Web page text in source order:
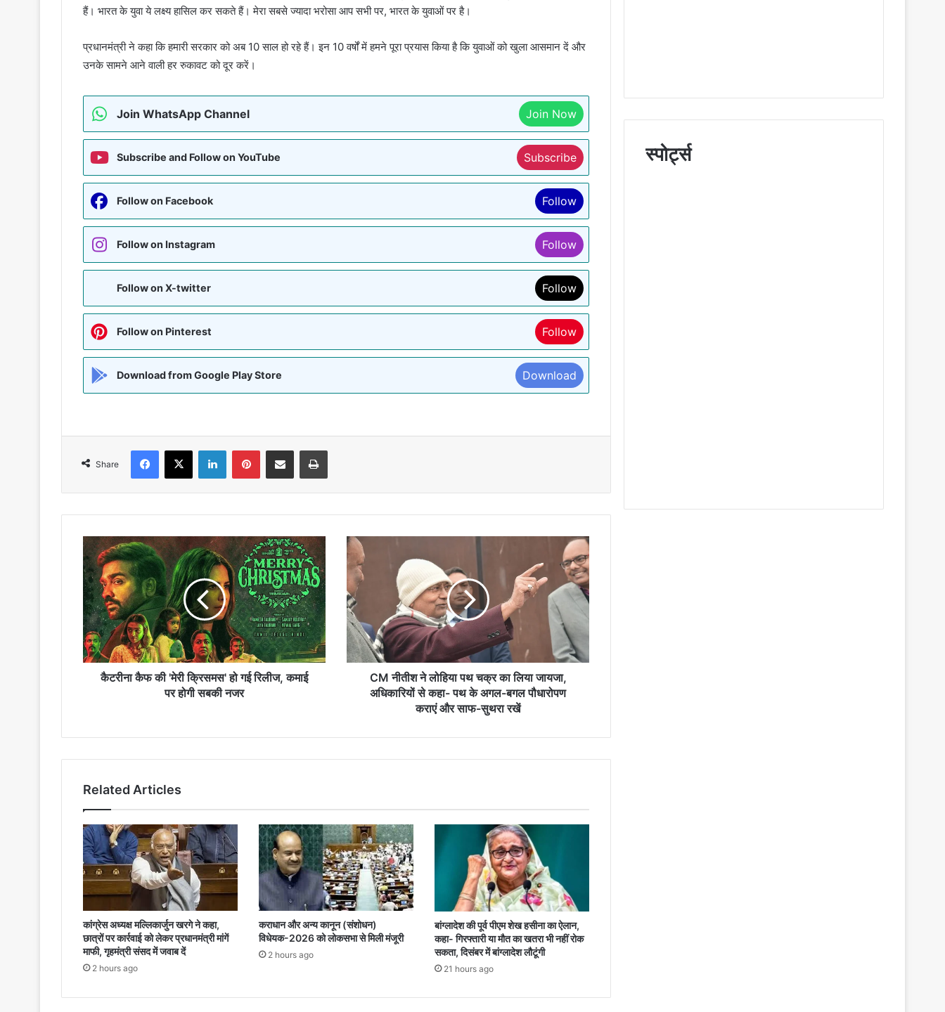
हैं। भारत के युवा ये लक्ष्य हासिल कर सकते हैं। मेरा सबसे ज्यादा भरोसा आप सभी पर, भारत के युवाओं पर है।
प्रधानमंत्री ने कहा कि हमारी सरकार को अब 10 साल हो रहे हैं। इन 10 वर्षों में हमने पूरा प्रयास किया है कि युवाओं को खुला आसमान दें और
उनके सामने आने वाली हर रुकावट को दूर करें।
Join WhatsApp Channel Join Now
Subscribe and Follow on YouTube Subscribe
Follow on Facebook Follow
Follow on Instagram Follow
Follow on X-twitter Follow
Follow on Pinterest Follow
Download from Google Play Store Download
Share
Facebook
X LinkedInPinterestShare via Email Print
कैटरीना
कैफ
की
'मेरी
क्रिसमस'
हो
गई
रिलीज,
कमाई
कैटरीना कैफ की 'मेरी क्रिसमस' हो गई रिलीज, कमाई
पर होगी सबकी नजर
CM
नीतीश
ने
लोहिया
पथ
चक्र
का
लिया
जायजा,
अधिकारियों
और
साफ-
सुथरा
रखें
CM नीतीश ने लोहिया पथ चक्र का लिया जायजा,
अधिकारियों से कहा- पथ के अगल-बगल पौधारोपण
कराएं और साफ-सुथरा रखें
Related Articles
कांग्रेस अध्यक्ष मल्लिकार्जुन खरगे ने कहा,
छात्रों पर कार्रवाई को लेकर प्रधानमंत्री मांगें
माफी, गृहमंत्री संसद में जवाब दें
2 hours ago
कराधान और अन्य कानून (संशोधन)
विधेयक-2026 को लोकसभा से मिली मंजूरी
2 hours ago
बांग्लादेश की पूर्व पीएम शेख हसीना का ऐलान,
कहा- गिरफ्तारी या मौत का खतरा भी नहीं रोक
सकता, दिसंबर में बांग्लादेश लौटूंगी
21 hours ago
स्पोर्ट्स